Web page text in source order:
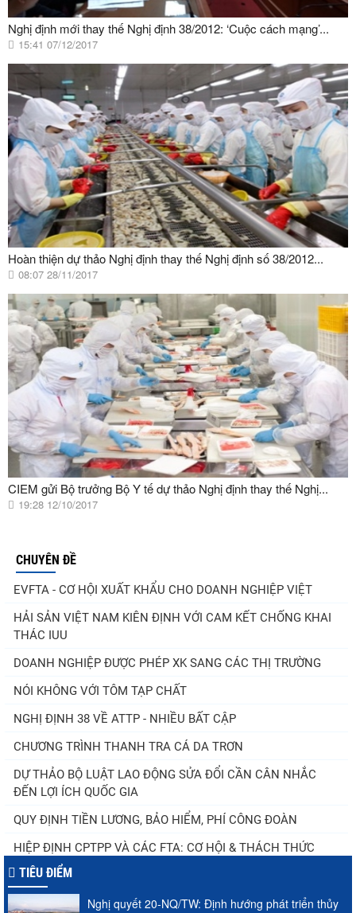
Nghị định mới thay thế Nghị định 38/2012: ‘Cuộc cách mạng’...
15:41 07/12/2017
Hoàn thiện dự thảo Nghị định thay thế Nghị định số 38/2012...
08:07 28/11/2017
CIEM gửi Bộ trưởng Bộ Y tế dự thảo Nghị định thay thế Nghị...
19:28 12/10/2017
CHUYÊN ĐỀ
EVFTA - CƠ HỘI XUẤT KHẨU CHO DOANH NGHIỆP VIỆT
HẢI SẢN VIỆT NAM KIÊN ĐỊNH VỚI CAM KẾT CHỐNG KHAI
THÁC IUU
DOANH NGHIỆP ĐƯỢC PHÉP XK SANG CÁC THỊ TRƯỜNG
NÓI KHÔNG VỚI TÔM TẠP CHẤT
NGHỊ ĐỊNH 38 VỀ ATTP - NHIỀU BẤT CẬP
CHƯƠNG TRÌNH THANH TRA CÁ DA TRƠN
DỰ THẢO BỘ LUẬT LAO ĐỘNG SỬA ĐỔI CẦN CÂN NHẮC
ĐẾN LỢI ÍCH QUỐC GIA
QUY ĐỊNH TIỀN LƯƠNG, BẢO HIỂM, PHÍ CÔNG ĐOÀN
HIỆP ĐỊNH CPTPP VÀ CÁC FTA: CƠ HỘI & THÁCH THỨC
TIÊU ĐIỂM
Nghị quyết 20-NQ/TW: Định hướng phát triển thủy